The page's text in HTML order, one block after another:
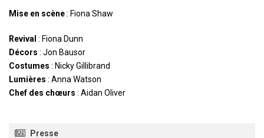
Mise en scène: Fiona Shaw
Revival : Fiona Dunn
Décors : Jon Bausor
Costumes : Nicky Gillibrand
Lumières : Anna Watson
Chef des chœurs : Aidan Oliver
Presse